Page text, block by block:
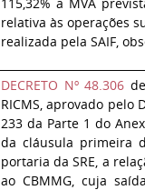
relativa às operações
realizada pela SAIF,
DECRETO Nº 48.306 de
RICMS, aprovado pelo
233 da Parte 1 do
da cláusula primeira
portaria da SRE, a
ao CBMMG, cuja